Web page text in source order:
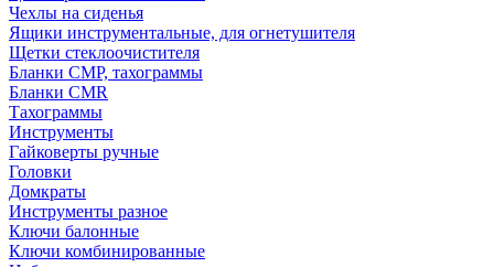
Чехлы на сиденья
Ящики инструментальные, для огнетушителя
Щетки стеклоочистителя
Бланки СМР, тахограммы
Бланки CMR
Тахограммы
Инструменты
Гайковерты ручные
Головки
Домкраты
Инструменты разное
Ключи балонные
Ключи комбинированные